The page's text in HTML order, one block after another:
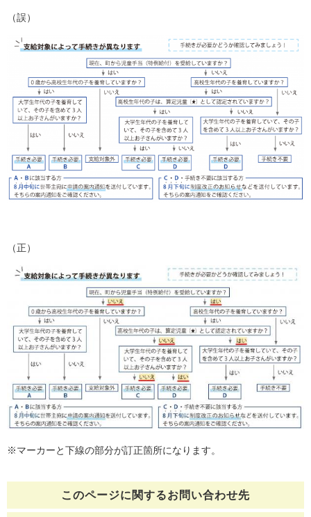
（誤）
（正）
※マーカーと下線の部分が訂正箇所になります。
このページに関するお問い合わせ先